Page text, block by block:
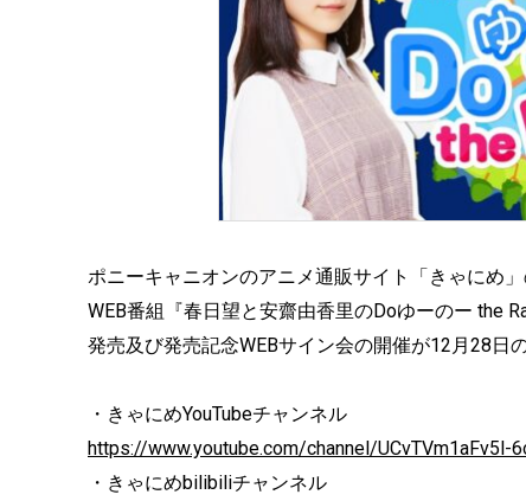
ポニーキャニオンのアニメ通販サイト「きゃにめ
WEB番組『春日望と安齋由香里のDoゆーのー the
発売及び発売記念WEBサイン会の開催が12月28日
・きゃにめYouTubeチャンネル
https://www.youtube.com/channel/UCvTVm1aFv5l-
・きゃにめbilibiliチャンネル